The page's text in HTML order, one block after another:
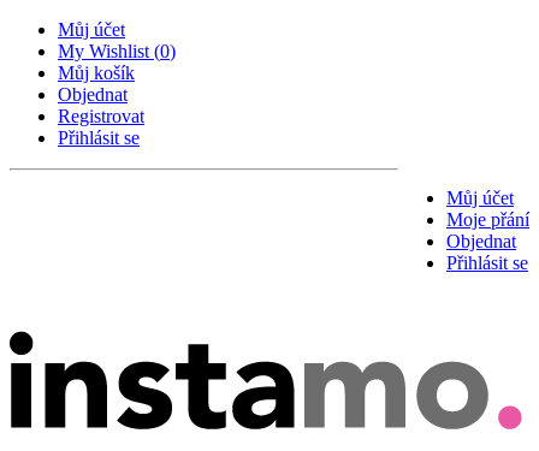
Můj účet
My Wishlist (0)
Můj košík
Objednat
Registrovat
Přihlásit se
Můj účet
Moje přání
Objednat
Přihlásit se